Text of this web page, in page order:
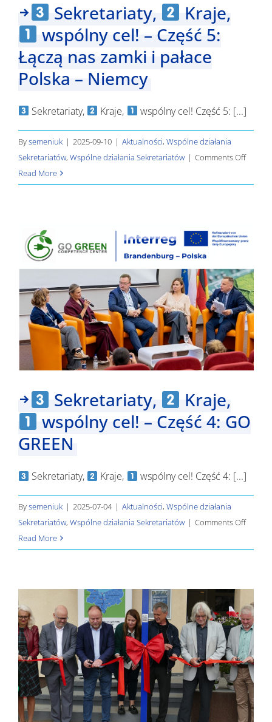
Sekretariaty,
Kraje,
wspólny cel! – Część 5:
Łączą nas zamki i pałace
Polska – Niemcy
Sekretariaty, Kraje, wspólny cel! Część 5: [...]
Bysemeniuk | 2025-09-10 | Aktualności, Wspólne działania
Sekretariatów, Wspólne działania Sekretariatów | Comments Offon
cel!
–
Część
5:
Łączą
nas
zamki
–
Read More
Sekretariaty,
Kraje,
wspólny cel! – Część 4: GO
GREEN
Sekretariaty, Kraje, wspólny cel! Część 4: [...]
Bysemeniuk | 2025-07-04 | Aktualności, Wspólne działania
Sekretariatów, Wspólne działania Sekretariatów | Comments Offon
cel!
–
Część
4:
GO
GREEN
Read More